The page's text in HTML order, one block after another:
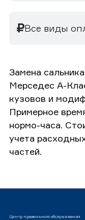
Все виды
Замена
Мерседес А-
кузовов и
Примерное
нормо-часа.
учета
частей.
Центр правильного обслуживания